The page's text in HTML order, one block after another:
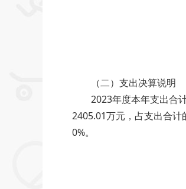
（二）支出决算说明
2023年度本年支出合计
2405.01万元，占支出合计
0%。